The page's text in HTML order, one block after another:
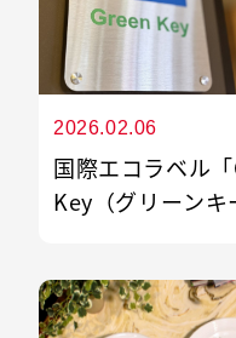
場合は
動、ま
2026.02.06
国際エコラベル
Key（グリーンキ